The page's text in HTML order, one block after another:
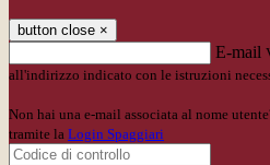
button close ×
E-mail
all'indirizzo indicato con le istruzioni
Non hai una e-mail associata al nome
tramite la Login Spaggiari